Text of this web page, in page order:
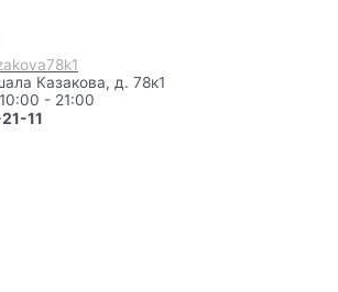
Казакова, д. 78к1
- 21:00
11